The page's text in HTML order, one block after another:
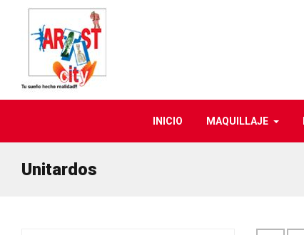
INICIO MAQUILLAJE
Unitardos